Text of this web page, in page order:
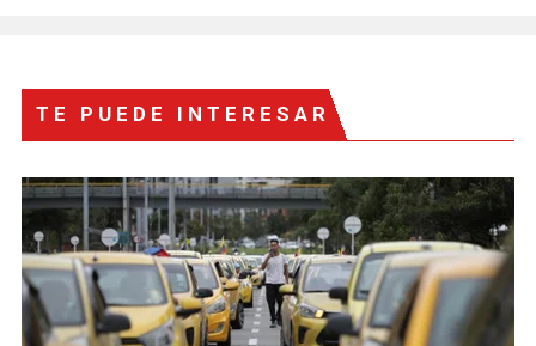
TE PUEDE INTERESAR